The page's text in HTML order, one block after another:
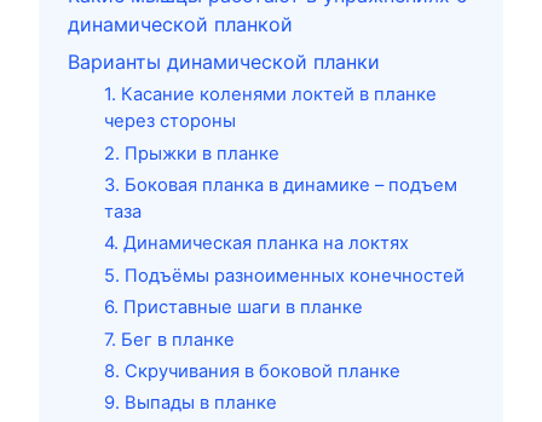
динамической планкой
Варианты динамической планки
1. Касание коленями локтей в планке
через стороны
2. Прыжки в планке
3. Боковая планка в динамике – подъем
таза
4. Динамическая планка на локтях
5. Подъёмы разноименных конечностей
6. Приставные шаги в планке
7. Бег в планке
8. Скручивания в боковой планке
9. Выпады в планке